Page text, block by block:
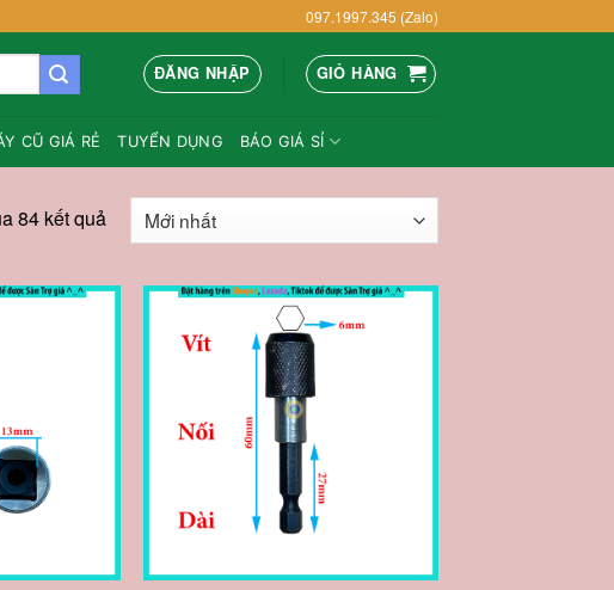
097.1997.345 (Zalo)
ĐĂNG NHẬP GIỎ HÀNG
CŨ GIÁ RẺ TUYỂN DỤNG BÁO GIÁ SỈ
84 kết quả